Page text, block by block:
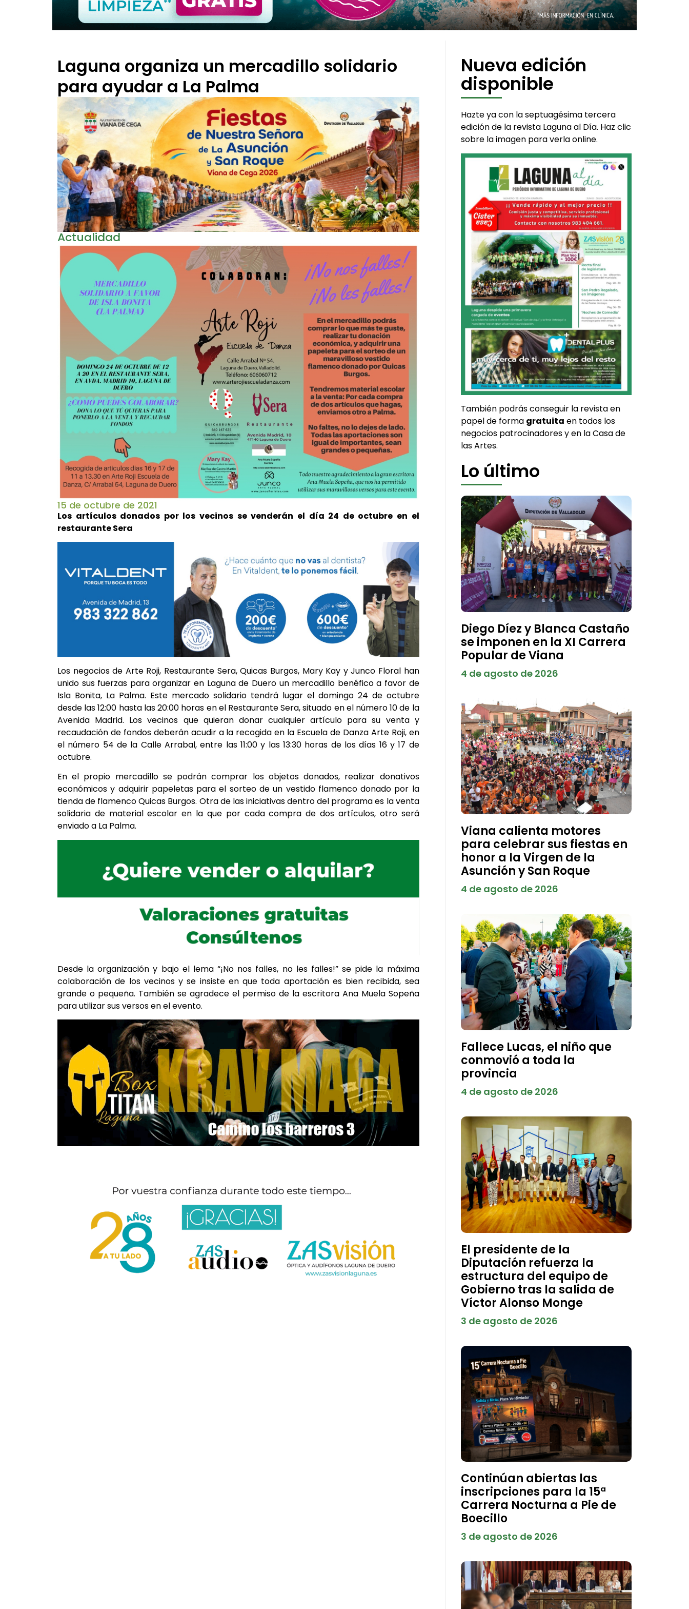
Laguna organiza un mercadillo solidario
para ayudar a La Palma
Actualidad
15 de octubre de 2021
Los artículos donados por los vecinos se venderán el día 24 de octubre en el
restaurante Sera
Los negocios de Arte Roji, Restaurante Sera, Quicas Burgos, Mary Kay y Junco Floral han
unido sus fuerzas para organizar en Laguna de Duero un mercadillo benéfico a favor de
Isla Bonita, La Palma. Este mercado solidario tendrá lugar el domingo 24 de octubre
desde las 12:00 hasta las 20:00 horas en el Restaurante Sera, situado en el número 10 de la
Avenida Madrid. Los vecinos que quieran donar cualquier artículo para su venta y
recaudación de fondos deberán acudir a la recogida en la Escuela de Danza Arte Roji, en
el número 54 de la Calle Arrabal, entre las 11:00 y las 13:30 horas de los días 16 y 17 de
octubre.
En el propio mercadillo se podrán comprar los objetos donados, realizar donativos
económicos y adquirir papeletas para el sorteo de un vestido flamenco donado por la
tienda de flamenco Quicas Burgos. Otra de las iniciativas dentro del programa es la venta
solidaria de material escolar en la que por cada compra de dos artículos, otro será
enviado a La Palma.
Desde la organización y bajo el lema “¡No nos falles, no les falles!” se pide la máxima
colaboración de los vecinos y se insiste en que toda aportación es bien recibida, sea
grande o pequeña. También se agradece el permiso de la escritora Ana Muela Sopeña
para utilizar sus versos en el evento.
Nueva edición
disponible
Hazte ya con la septuagésima tercera
edición de la revista Laguna al Día. Haz clic
sobre la imagen para verla online.
También podrás conseguir la revista en
papel de forma gratuita en todos los
negocios patrocinadores y en la Casa de
las Artes.
Lo último
Diego Díez y Blanca Castaño
se imponen en la XI Carrera
Popular de Viana
4 de agosto de 2026
Viana calienta motores
para celebrar sus fiestas en
honor a la Virgen de la
Asunción y San Roque
4 de agosto de 2026
Fallece Lucas, el niño que
conmovió a toda la
provincia
4 de agosto de 2026
El presidente de la
Diputación refuerza la
estructura del equipo de
Gobierno tras la salida de
Víctor Alonso Monge
3 de agosto de 2026
Continúan abiertas las
inscripciones para la 15ª
Carrera Nocturna a Pie de
Boecillo
3 de agosto de 2026